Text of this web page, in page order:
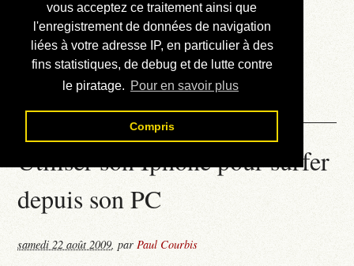
vous acceptez ce traitement ainsi que
l'enregistrement de données de navigation
liées à votre adresse IP, en particulier à des
fins statistiques, de debug et de lutte contre
le piratage. Pour en savoir plus
Compris
Annonces
Liens externes
Téléchargement
Contact
Utiliser son Iphone pour surfer
depuis son PC
samedi 22 août 2009,parPaul Courbis